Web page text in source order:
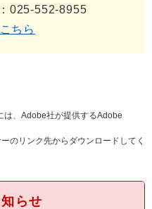
025-552-8955
ちら
は、Adobe社が提供するAdobe
のリンク先からダウンロードしてく
らせ